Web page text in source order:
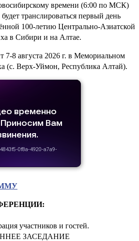
времени (6:00 по МСК)
транслироваться первый день
100-летию Центрально-Азиатской
в Сибири и на Алтае.
7-8 августа 2026 г. в Мемориальном
(с. Верх-Уймон, Республика Алтай).
участников и гостей.
ЗАСЕДАНИЕ